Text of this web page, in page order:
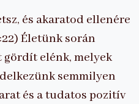
és akaratod ellenére
Életünk során
gördít elénk, melyek
semmilyen
és a tudatos pozitív